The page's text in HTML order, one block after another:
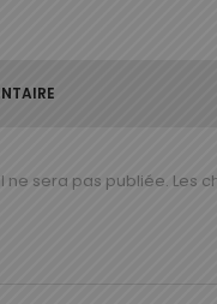
sera pas publiée. Les